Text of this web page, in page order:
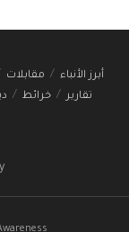
أبرز الأنباء مقابلات
تقارير
خرائط